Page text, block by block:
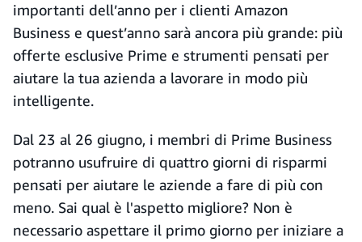
importanti dell’anno per i clienti Amazon
Business e quest’anno sarà ancora più grande: più
offerte esclusive Prime e strumenti pensati per
aiutare la tua azienda a lavorare in modo più
intelligente.
Dal 23 al 26 giugno, i membri di Prime Business
potranno usufruire di quattro giorni di risparmi
pensati per aiutare le aziende a fare di più con
meno. Sai qual è l'aspetto migliore? Non è
necessario aspettare il primo giorno per iniziare a